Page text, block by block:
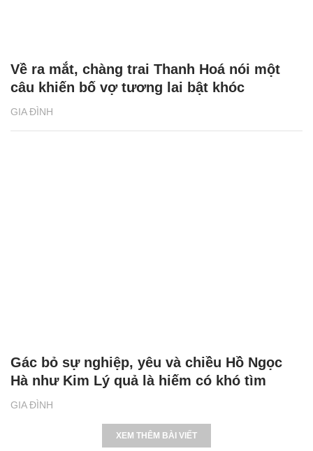
GIA ĐÌNH
Về ra mắt, chàng trai Thanh Hoá nói một
câu khiến bố vợ tương lai bật khóc
GIA ĐÌNH
Gác bỏ sự nghiệp, yêu và chiều Hồ Ngọc
Hà như Kim Lý quả là hiếm có khó tìm
XEM THÊM BÀI VIẾT